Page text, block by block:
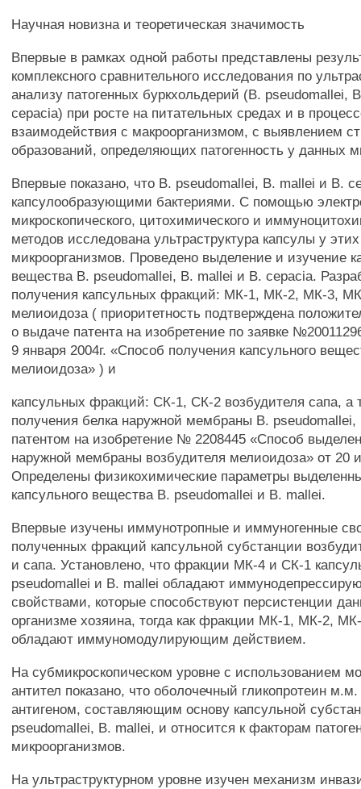
Научная новизна и теоретическая значимость
Впервые в рамках одной работы представлены
комплексного сравнительного исследования по
анализу патогенных буркхольдерий (В. pseudomallei,
cepacia) при росте на питательных средах и в
взаимодействия с макроорганизмом, с выявлением
образований, определяющих патогенность у данных
Впервые показано, что В. pseudomallei, В. mallei и В.
капсулообразующими бактериями. С помощью
микроскопического, цитохимического и
методов исследована ультраструктура капсулы у этих
микроорганизмов. Проведено выделение и изучение
вещества В. pseudomallei, В. mallei и В. cepacia.
получения капсульных фракций: МК-1, МК-2, МК-3,
мелиоидоза ( приоритетность подтверждена
о выдаче патента на изобретение по заявке
9 января 2004г. «Способ получения капсульного
мелиоидоза» ) и
капсульных фракций: СК-1, СК-2 возбудителя сапа, а
получения белка наружной мембраны В.
патентом на изобретение № 2208445 «Способ
наружной мембраны возбудителя мелиоидоза» от 20
Определены физикохимические параметры
капсульного вещества В. pseudomallei и В. mallei.
Впервые изучены иммунотропные и иммуногенные
полученных фракций капсульной субстанции
и сапа. Установлено, что фракции МК-4 и СК-1
pseudomallei и В. mallei обладают
свойствами, которые способствуют персистенции
организме хозяина, тогда как фракции МК-1, МК-2,
обладают иммуномодулирующим действием.
На субмикроскопическом уровне с использованием
антител показано, что оболочечный гликопротеин
антигеном, составляющим основу капсульной
pseudomallei, В. mallei, и относится к факторам
микроорганизмов.
На ультраструктурном уровне изучен механизм